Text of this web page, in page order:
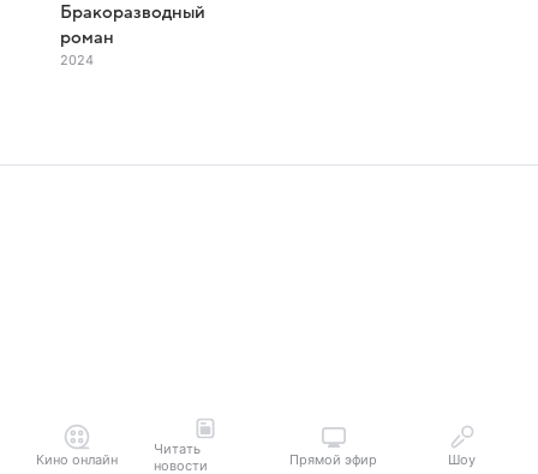
Бракоразводный
роман
2024
Кино онлайн
Читать
новости
Прямой эфир Шоу